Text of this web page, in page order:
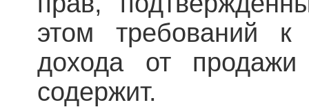
этом требований к
дохода от
содержит.